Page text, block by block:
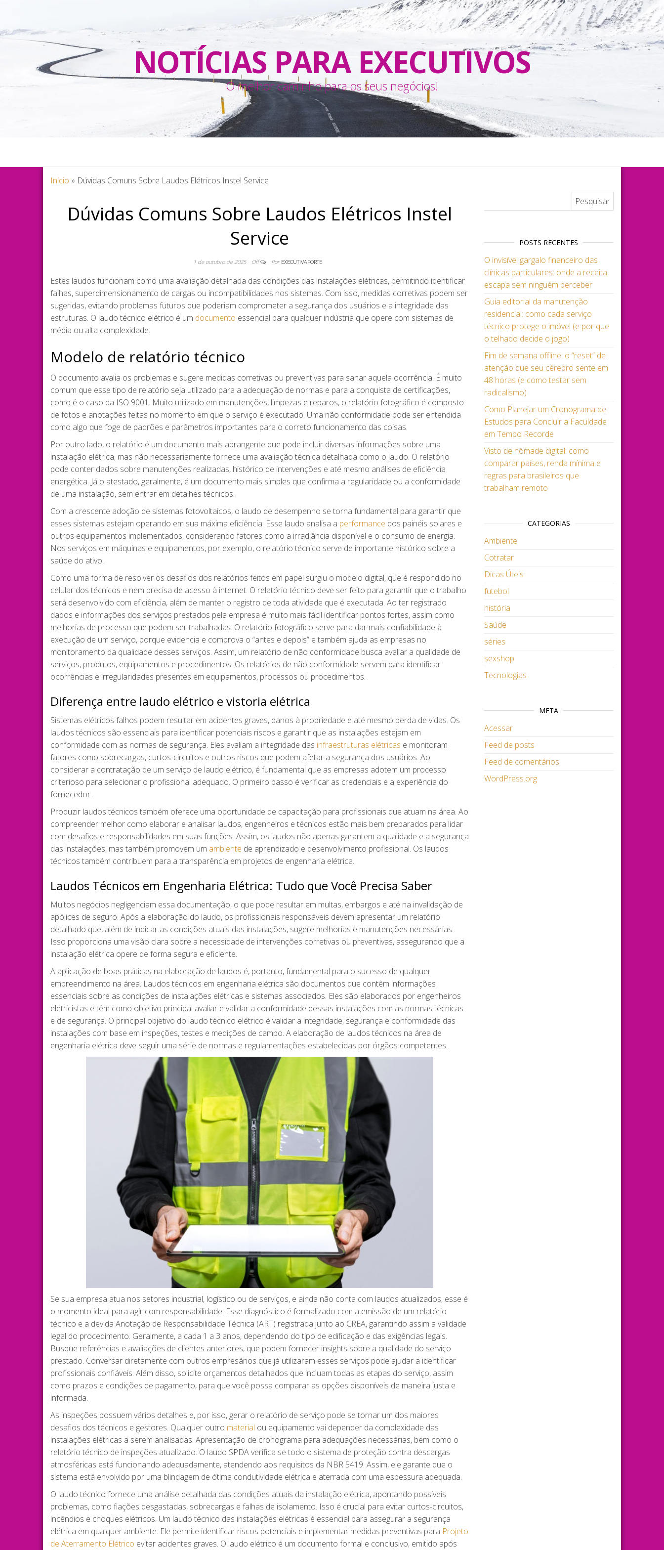
NOTÍCIAS PARA EXECUTIVOS
O melhor caminho para os seus negócios!
Início » Dúvidas Comuns Sobre Laudos Elétricos Instel Service
Dúvidas Comuns Sobre Laudos Elétricos Instel
Service
1 de outubro de 2025 Off Por EXECUTIVAFORTE
Estes laudos funcionam como uma avaliação detalhada das condições das instalações elétricas, permitindo identificar
falhas, superdimensionamento de cargas ou incompatibilidades nos sistemas. Com isso, medidas corretivas podem ser
sugeridas, evitando problemas futuros que poderiam comprometer a segurança dos usuários e a integridade das
estruturas. O laudo técnico elétrico é um documento essencial para qualquer indústria que opere com sistemas de
média ou alta complexidade.
Modelo de relatório técnico
O documento avalia os problemas e sugere medidas corretivas ou preventivas para sanar aquela ocorrência. É muito
comum que esse tipo de relatório seja utilizado para a adequação de normas e para a conquista de certificações,
como é o caso da ISO 9001. Muito utilizado em manutenções, limpezas e reparos, o relatório fotográfico é composto
de fotos e anotações feitas no momento em que o serviço é executado. Uma não conformidade pode ser entendida
como algo que foge de padrões e parâmetros importantes para o correto funcionamento das coisas.
Por outro lado, o relatório é um documento mais abrangente que pode incluir diversas informações sobre uma
instalação elétrica, mas não necessariamente fornece uma avaliação técnica detalhada como o laudo. O relatório
pode conter dados sobre manutenções realizadas, histórico de intervenções e até mesmo análises de eficiência
energética. Já o atestado, geralmente, é um documento mais simples que confirma a regularidade ou a conformidade
de uma instalação, sem entrar em detalhes técnicos.
Com a crescente adoção de sistemas fotovoltaicos, o laudo de desempenho se torna fundamental para garantir que
esses sistemas estejam operando em sua máxima eficiência. Esse laudo analisa a performance dos painéis solares e
outros equipamentos implementados, considerando fatores como a irradiância disponível e o consumo de energia.
Nos serviços em máquinas e equipamentos, por exemplo, o relatório técnico serve de importante histórico sobre a
saúde do ativo.
Como uma forma de resolver os desafios dos relatórios feitos em papel surgiu o modelo digital, que é respondido no
celular dos técnicos e nem precisa de acesso à internet. O relatório técnico deve ser feito para garantir que o trabalho
será desenvolvido com eficiência, além de manter o registro de toda atividade que é executada. Ao ter registrado
dados e informações dos serviços prestados pela empresa é muito mais fácil identificar pontos fortes, assim como
melhorias de processo que podem ser trabalhadas. O relatório fotográfico serve para dar mais confiabilidade à
execução de um serviço, porque evidencia e comprova o “antes e depois” e também ajuda as empresas no
monitoramento da qualidade desses serviços. Assim, um relatório de não conformidade busca avaliar a qualidade de
serviços, produtos, equipamentos e procedimentos. Os relatórios de não conformidade servem para identificar
ocorrências e irregularidades presentes em equipamentos, processos ou procedimentos.
Diferença entre laudo elétrico e vistoria elétrica
Sistemas elétricos falhos podem resultar em acidentes graves, danos à propriedade e até mesmo perda de vidas. Os
laudos técnicos são essenciais para identificar potenciais riscos e garantir que as instalações estejam em
conformidade com as normas de segurança. Eles avaliam a integridade das infraestruturas elétricas e monitoram
fatores como sobrecargas, curtos-circuitos e outros riscos que podem afetar a segurança dos usuários. Ao
considerar a contratação de um serviço de laudo elétrico, é fundamental que as empresas adotem um processo
criterioso para selecionar o profissional adequado. O primeiro passo é verificar as credenciais e a experiência do
fornecedor.
Produzir laudos técnicos também oferece uma oportunidade de capacitação para profissionais que atuam na área. Ao
compreender melhor como elaborar e analisar laudos, engenheiros e técnicos estão mais bem preparados para lidar
com desafios e responsabilidades em suas funções. Assim, os laudos não apenas garantem a qualidade e a segurança
das instalações, mas também promovem um ambiente de aprendizado e desenvolvimento profissional. Os laudos
técnicos também contribuem para a transparência em projetos de engenharia elétrica.
Laudos Técnicos em Engenharia Elétrica: Tudo que Você Precisa Saber
Muitos negócios negligenciam essa documentação, o que pode resultar em multas, embargos e até na invalidação de
apólices de seguro. Após a elaboração do laudo, os profissionais responsáveis devem apresentar um relatório
detalhado que, além de indicar as condições atuais das instalações, sugere melhorias e manutenções necessárias.
Isso proporciona uma visão clara sobre a necessidade de intervenções corretivas ou preventivas, assegurando que a
instalação elétrica opere de forma segura e eficiente.
A aplicação de boas práticas na elaboração de laudos é, portanto, fundamental para o sucesso de qualquer
empreendimento na área. Laudos técnicos em engenharia elétrica são documentos que contêm informações
essenciais sobre as condições de instalações elétricas e sistemas associados. Eles são elaborados por engenheiros
eletricistas e têm como objetivo principal avaliar e validar a conformidade dessas instalações com as normas técnicas
e de segurança. O principal objetivo do laudo técnico elétrico é validar a integridade, segurança e conformidade das
instalações com base em inspeções, testes e medições de campo. A elaboração de laudos técnicos na área de
engenharia elétrica deve seguir uma série de normas e regulamentações estabelecidas por órgãos competentes.
Se sua empresa atua nos setores industrial, logístico ou de serviços, e ainda não conta com laudos atualizados, esse é
o momento ideal para agir com responsabilidade. Esse diagnóstico é formalizado com a emissão de um relatório
técnico e a devida Anotação de Responsabilidade Técnica (ART) registrada junto ao CREA, garantindo assim a validade
legal do procedimento. Geralmente, a cada 1 a 3 anos, dependendo do tipo de edificação e das exigências legais.
Busque referências e avaliações de clientes anteriores, que podem fornecer insights sobre a qualidade do serviço
prestado. Conversar diretamente com outros empresários que já utilizaram esses serviços pode ajudar a identificar
profissionais confiáveis. Além disso, solicite orçamentos detalhados que incluam todas as etapas do serviço, assim
como prazos e condições de pagamento, para que você possa comparar as opções disponíveis de maneira justa e
informada.
As inspeções possuem vários detalhes e, por isso, gerar o relatório de serviço pode se tornar um dos maiores
desafios dos técnicos e gestores. Qualquer outro material ou equipamento vai depender da complexidade das
instalações elétricas a serem analisadas. Apresentação de cronograma para adequações necessárias, bem como o
relatório técnico de inspeções atualizado. O laudo SPDA verifica se todo o sistema de proteção contra descargas
atmosféricas está funcionando adequadamente, atendendo aos requisitos da NBR 5419. Assim, ele garante que o
sistema está envolvido por uma blindagem de ótima condutividade elétrica e aterrada com uma espessura adequada.
O laudo técnico fornece uma análise detalhada das condições atuais da instalação elétrica, apontando possíveis
problemas, como fiações desgastadas, sobrecargas e falhas de isolamento. Isso é crucial para evitar curtos-circuitos,
incêndios e choques elétricos. Um laudo técnico das instalações elétricas é essencial para assegurar a segurança
elétrica em qualquer ambiente. Ele permite identificar riscos potenciais e implementar medidas preventivas para Projeto
de Aterramento Elétrico evitar acidentes graves. O laudo elétrico é um documento formal e conclusivo, emitido após
POSTS RECENTES
O invisível gargalo financeiro das
clínicas particulares: onde a receita
escapa sem ninguém perceber
Guia editorial da manutenção
residencial: como cada serviço
técnico protege o imóvel (e por que
o telhado decide o jogo)
Fim de semana offline: o “reset” de
atenção que seu cérebro sente em
48 horas (e como testar sem
radicalismo)
Como Planejar um Cronograma de
Estudos para Concluir a Faculdade
em Tempo Recorde
Visto de nômade digital: como
comparar países, renda mínima e
regras para brasileiros que
trabalham remoto
CATEGORIAS
Ambiente
Cotratar
Dicas Úteis
futebol
história
Saúde
séries
sexshop
Tecnologias
META
Acessar
Feed de posts
Feed de comentários
WordPress.org